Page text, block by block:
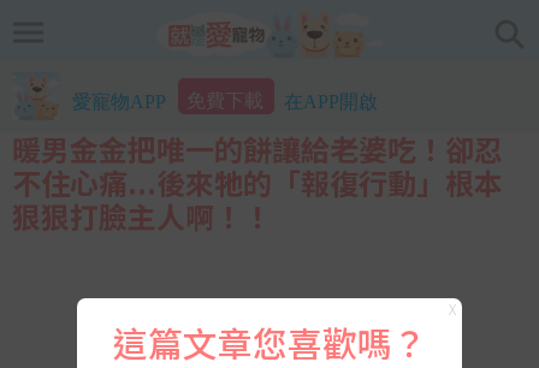
愛寵物APP 免費下載 在APP開啟
暖男金金把唯一的餅讓給老婆吃！卻忍
不住心痛...後來牠的「報復行動」根本
狠狠打臉主人啊！！
X
這篇文章您喜歡嗎？